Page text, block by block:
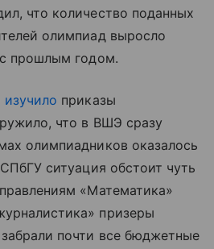
что количество поданных
олимпиад выросло
прошлым годом.
изучило приказы
что в ВШЭ сразу
олимпиадников оказалось
ситуация обстоит чуть
«Математика»
призеры
почти все бюджетные